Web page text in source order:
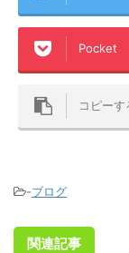
Pocket
コピーす
-ブログ
関連記事